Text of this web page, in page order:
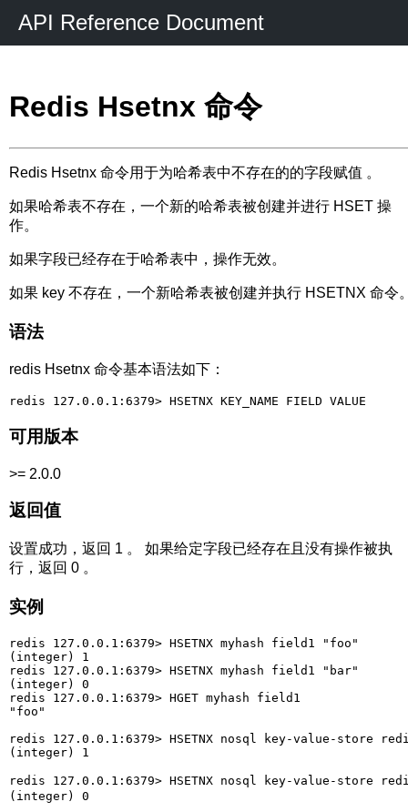
API Reference Document
Redis Hsetnx 命令
Redis Hsetnx 命令用于为哈希表中不存在的的字段赋值 。
如果哈希表不存在，一个新的哈希表被创建并进行 HSET 操
作。
如果字段已经存在于哈希表中，操作无效。
如果 key 不存在，一个新哈希表被创建并执行 HSETNX 命令
语法
redis Hsetnx 命令基本语法如下：
可用版本
>= 2.0.0
返回值
设置成功，返回 1 。 如果给定字段已经存在且没有操作被执
行，返回 0 。
实例
redis 127.0.0.1:6379> HSETNX myhash field1 "foo"
(integer) 1
redis 127.0.0.1:6379> HSETNX myhash field1 "bar"
(integer) 0
redis 127.0.0.1:6379> HGET myhash field1
"foo"
redis 127.0.0.1:6379> HSETNX nosql key-value-store
(integer) 1
redis 127.0.0.1:6379> HSETNX nosql key-value-store